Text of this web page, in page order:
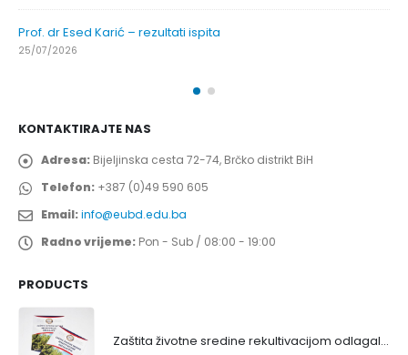
Prof. dr Esed Karić – rezultati ispita
25/07/2026
KONTAKTIRAJTE NAS
Adresa: Bijeljinska cesta 72-74, Brčko distrikt BiH
Telefon: +387 (0)49 590 605
Email:info@eubd.edu.ba
Radno vrijeme: Pon - Sub / 08:00 - 19:00
PRODUCTS
Zaštita životne sredine rekultivacijom odlagališta